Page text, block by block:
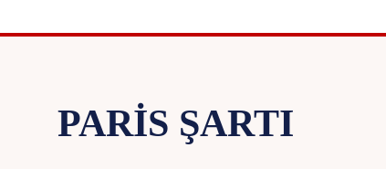
PARIS ŞARTI